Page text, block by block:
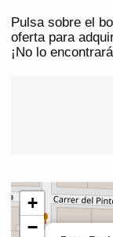
Pulsa sobre el
oferta para
¡No lo